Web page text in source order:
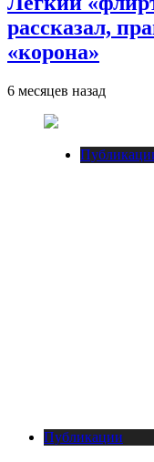
рассказал,
«корона»
6 месяцев назад
Публикации